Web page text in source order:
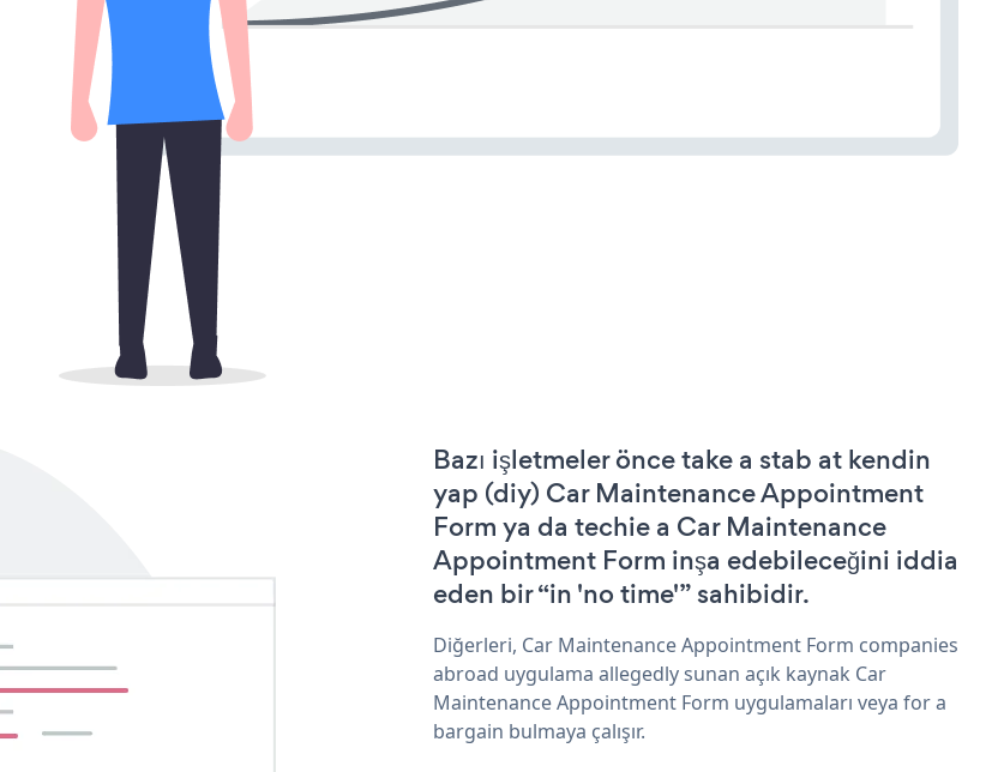
Bazı işletmeler önce take a stab at kendin
yap (diy) Car Maintenance Appointment
Form ya da techie a Car Maintenance
Appointment Form inşa edebileceğini iddia
eden bir “in 'no time'” sahibidir.
Diğerleri, Car Maintenance Appointment Form companies
abroad uygulama allegedly sunan açık kaynak Car
Maintenance Appointment Form uygulamaları veya for a
bargain bulmaya çalışır.